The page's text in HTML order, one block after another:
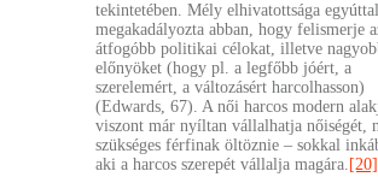
tekintetében. Mély elhivatottsága egyúttal
megakadályozta abban, hogy felismerje
átfogóbb politikai célokat, illetve
előnyöket (hogy pl. a legfőbb jóért, a
szerelemért, a változásért harcolhasson)
(Edwards, 67). A női harcos modern
viszont már nyíltan vállalhatja nőiségét,
szükséges férfinak öltöznie – sokkal
aki a harcos szerepét vállalja magára. [20]